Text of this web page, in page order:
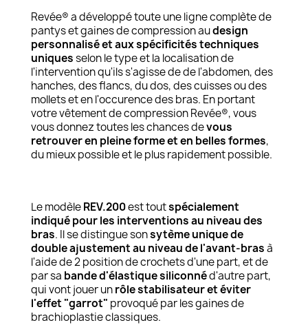
Revée® a développé toute une ligne complète de
pantys et gaines de compression audesign
personnalisé et aux spécificités techniques
uniquesselon le type et la localisation de
l'intervention qu'ils s'agisse de de l'abdomen, des
hanches, des flancs, du dos, des cuisses ou des
mollets et en l'occurence des bras. En portant
votre vêtement de compression Revée®, vous
vous donnez toutes les chances devous
retrouver en pleine forme et en belles formes,
du mieux possible et le plus rapidement possible.
Le modèleREV.200est toutspécialement
indiqué pour les interventions au niveau des
bras. Il se distingue sonsytème unique de
double ajustement au niveau de l'avant-brasà
l'aide de 2 position de crochets d'une part, et de
par sa bande d'élastique siliconnéd'autre part,
qui vont jouer unrôle stabilisateur et éviter
l'effet "garrot" provoqué par les gaines de
brachioplastie classiques.